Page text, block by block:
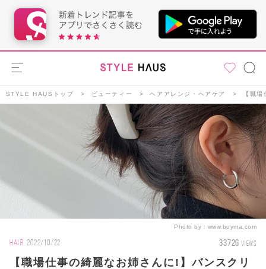
STYLE HAUSトップ ビューティー ヘアアレンジ・ヘアケア 【職
Photo by： www.buyma.com
HAIR 2022/10/22 33726 VIEWS
【職場仕事の綺麗なお姉さんに!】バンスクリ